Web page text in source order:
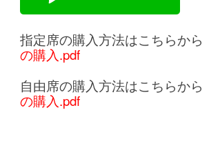
指定席の購入方法はこちらから
の購入.pdf
自由席の購入方法はこちらから
の購入.pdf